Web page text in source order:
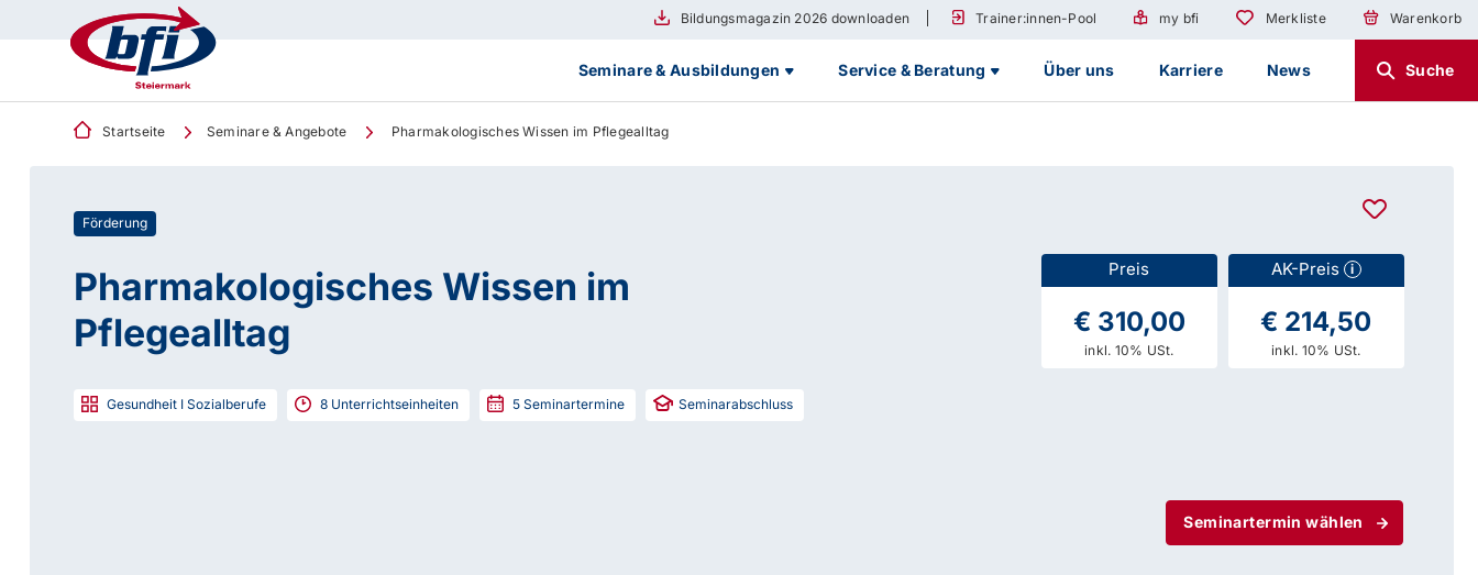
Bildungsmagazin 2026 downloaden Trainer:innen-Pool my bfi Merkliste Warenkorb
Seminare & Ausbildungen Service & Beratung Über uns Karriere News Suche
Startseite Seminare & Angebote Pharmakologisches Wissen im Pflegealltag
Förderung
Pharmakologisches Wissen im
Pflegealltag
Gesundheit I Sozialberufe 8 Unterrichtseinheiten 5 Seminartermine Seminarabschluss
AK-Preis i
€ 214,50
inkl. 10% USt.
Preis
€ 310,00
inkl. 10% USt.
Seminartermin wählen